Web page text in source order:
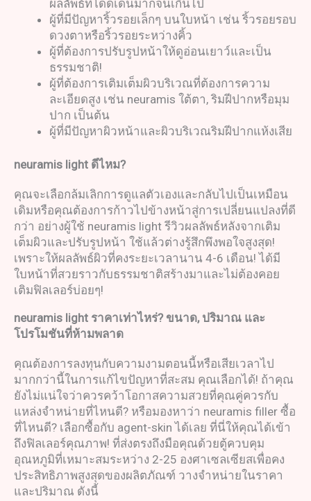
ผลลัพธ์ที่โดดเด่นมากจนเกินไป
ผู้ที่มีปัญหาริ้วรอยเล็กๆ บนใบหน้า เช่น ริ้วรอยรอบ
ดวงตาหรือริ้วรอยระหว่างคิ้ว
ผู้ที่ต้องการปรับรูปหน้าให้ดูอ่อนเยาว์และเป็น
ธรรมชาติ!
ผู้ที่ต้องการเติมเต็มผิวบริเวณที่ต้องการความ
ละเอียดสูง เช่น neuramis ใต้ตา, ริมฝีปากหรือมุม
ปาก เป็นต้น
ผู้ที่มีปัญหาผิวหน้าและผิวบริเวณริมฝีปากแห้งเสีย
neuramis light ดีไหม?
คุณจะเลือกล้มเลิกการดูแลตัวเองและกลับไปเป็นเหมือน
เดิมหรือคุณต้องการก้าวไปข้างหน้าสู่การเปลี่ยนแปลงที่ดี
กว่า อย่างผู้ใช้ neuramis light รีวิวผลลัพธ์หลังจากเติม
เต็มผิวและปรับรูปหน้า ใช้แล้วต่างรู้สึกพึงพอใจสูงสุด!
เพราะให้ผลลัพธ์ผิวที่คงระยะเวลานาน 4-6 เดือน! ได้มี
ใบหน้าที่สวยราวกับธรรมชาติสร้างมาและไม่ต้องคอย
เติมฟิลเลอร์บ่อยๆ!
neuramis light ราคาเท่าไหร่? ขนาด, ปริมาณ และ
โปรโมชันที่ห้ามพลาด
คุณต้องการลงทุนกับความงามตอนนี้หรือเสียเวลาไป
มากกว่านี้ในการแก้ไขปัญหาที่สะสม คุณเลือกได้! ถ้าคุณ
ยังไม่แน่ใจว่าควรคว้าโอกาสความสวยที่คุณคู่ควรกับ
แหล่งจำหน่ายที่ไหนดี? หรือมองหาว่า neuramis filler ซื้อ
ที่ไหนดี? เลือกซื้อกับ agent-skin ได้เลย ที่นี่ให้คุณได้เข้า
ถึงฟิลเลอร์คุณภาพ! ที่ส่งตรงถึงมือคุณด้วยตู้ควบคุม
อุณหภูมิที่เหมาะสมระหว่าง 2-25 องศาเซลเซียสเพื่อคง
ประสิทธิภาพสูงสุดของผลิตภัณฑ์ วางจำหน่ายในราคา
และปริมาณ ดังนี้